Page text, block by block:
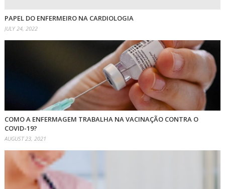
PAPEL DO ENFERMEIRO NA CARDIOLOGIA
JULY 24, 2022
COMO A ENFERMAGEM TRABALHA NA VACINAÇÃO CONTRA O
COVID-19?
AUGUST 23, 2021